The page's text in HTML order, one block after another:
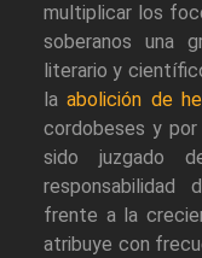
multiplicar los
soberanos una
literario y
laabolición de
cordobeses y por
sido juzgado
responsabilidad
frente a la
atribuye con